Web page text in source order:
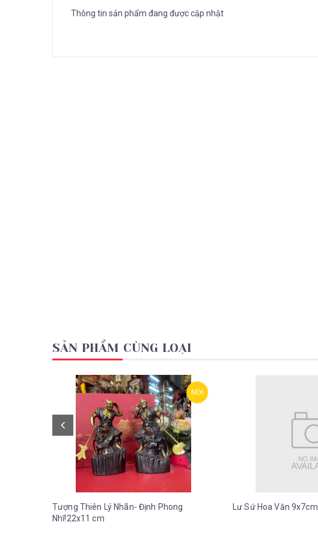
Thông tin sản phẩm đang được cập nhật
SẢN PHẨM CÙNG LOẠI
Mới
Tượng Thiên Lý Nhãn- Định Phong
Nhĩ!22x11 cm
Lư Sứ Hoa Văn 9x7cm